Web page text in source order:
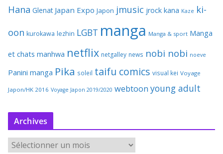
Hana Glenat Japan Expo Japon jmusic jrock kana Kaze ki-
oon kurokawa lezhin LGBT manga Manga & sport Manga
et chats manhwa netflix netgalley news nobi nobi noeve
Panini manga Pika soleil taifu comics visual kei Voyage
Japon/HK 2016 Voyage Japon 2019/2020 webtoon young adult
Archives